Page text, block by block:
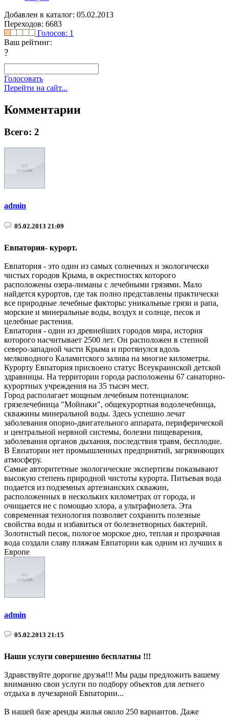
Добавлен в каталог: 05.02.2013
Переходов: 6683
Голосов: 1
Ваш рейтинг:
?
Голосовать
Перейти на сайт...
Комментарии
Всего: 2
admin
05.02.2013 21:09
Евпатория- курорт.
Евпатория - это один из самых солнечных и экологически
чистых городов Крыма, в окрестностях которого
расположены озера-лиманы с лечебными грязями. Мало
найдется курортов, где так полно представлены практически
все природные лечебные факторы: уникальные грязи и рапа,
морские и минеральные воды, воздух и солнце, песок и
целебные растения.
Евпатория - один из древнейших городов мира, история
которого насчитывает 2500 лет. Он расположен в степной
северо-западной части Крыма и протянулся вдоль
мелководного Каламитского залива на многие километры.
Курорту Евпатория присвоено статус Всеукраинской детской
здравницы. На территории города расположены 67 санаторно-
курортных учреждения на 35 тысяч мест.
Город располагает мощным лечебным потенциалом:
грязелечебница "Мойнаки", общекурортная водолечебница,
скважины минеральной воды. Здесь успешно лечат
заболевания опорно-двигательного аппарата, периферической
и центральной нервной системы, болезни пищеварения,
заболевания органов дыхания, последствия травм, бесплодие.
В Евпатории нет промышленных предприятий, загрязняющих
атмосферу.
Самые авторитетные экологические экспертизы показывают
высокую степень природной чистоты курорта. Питьевая вода
подается из подземных артезианских скважин,
расположенных в нескольких километрах от города, и
очищается не с помощью хлора, а ультрафиолета. Эта
современная технология позволяет сохранить полезные
свойства воды и избавиться от болезнетворных бактерий.
Золотистый песок, пологое морское дно, теплая и прозрачная
вода создали славу пляжам Евпатории как одним из лучших в
Европе
admin
05.02.2013 21:15
Наши услуги совершенно бесплатны !!!
Здравствуйте дорогие друзья!!! Мы рады предложить вашему
вниманию свои услуги по подбору объектов для летнего
отдыха в лучезарной Евпатории...
В нашей базе аренды жилья около 250 вариантов. Даже